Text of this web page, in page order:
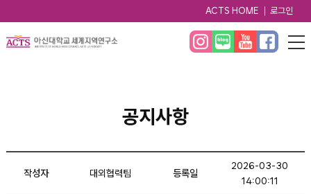
ACTS HOME 로그인
공지사항
작성자 대외협력팀 등록일
2026-03-30
14:00:11